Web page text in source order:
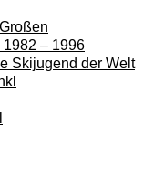
1982 – 1996
Skijugend der Welt